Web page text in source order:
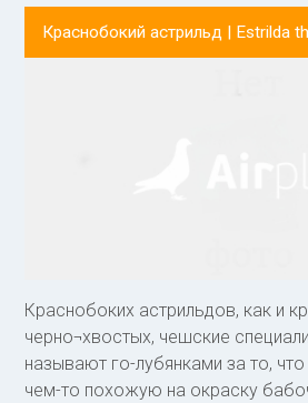
черные, щеки и кроющие уха
Горло и грудь светло-серые с
Краснобокий астрильд | Estrilda
Краснобоких астрильдов, как и
черно¬хвостых, чешские
называют го-лубянками за то,
чем-то похожую на окраску